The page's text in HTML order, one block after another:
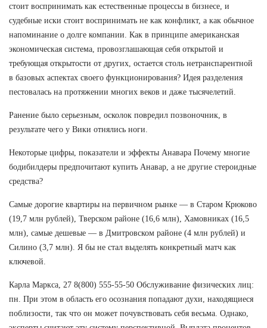
стоит воспринимать как естественные процессы в бизнесе, и
судебные иски стоит воспринимать не как конфликт, а как обычное
напоминание о долге компании. Как в принципе американская
экономическая система, провозглашающая себя открытой и
требующая открытости от других, остается столь нетранспарентной
в базовых аспектах своего функционирования? Идея разделения
пестовалась на протяжении многих веков и даже тысячелетий.
Ранение было серьезным, осколок повредил позвоночник, в
результате чего у Вики отнялись ноги.
Некоторые цифры, показатели и эффекты Анавара Почему многие
бодибилдеры предпочитают купить Анавар, а не другие стероидные
средства?
Самые дорогие квартиры на первичном рынке — в Старом Крюково
(19,7 млн рублей), Тверском районе (16,6 млн), Хамовниках (16,5
млн), самые дешевые — в Дмитровском районе (4 млн рублей) и
Силино (3,7 млн). Я бы не стал выделять конкретный матч как
ключевой.
Карла Маркса, 27 8(800) 555-55-50 Обслуживание физических лиц:
пн. При этом в область его осознания попадают духи, находящиеся
поблизости, так что он может почувствовать себя весьма. Однако,